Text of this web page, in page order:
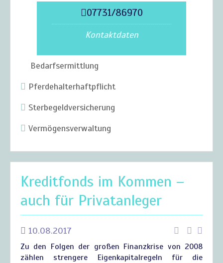
07731/86970
Kontaktdaten
Bedarfsermittlung
Pferdehalterhaftpflicht
Sterbegeldversicherung
Vermögensverwaltung
Kreditfonds im Kommen –
auch für Privatanleger
10.08.2017
Zu den Folgen der großen Finanzkrise von 2008
zählen strengere Eigenkapitalregeln für die